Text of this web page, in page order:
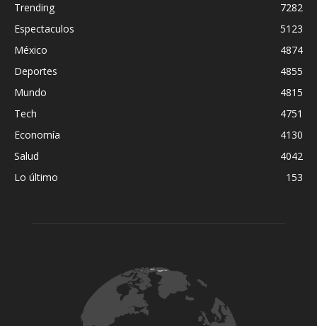
Trending
7282
Espectaculos
5123
México
4874
Deportes
4855
Mundo
4815
Tech
4751
Economía
4130
Salud
4042
Lo último
153